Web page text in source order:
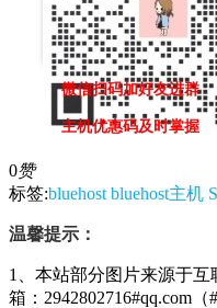
微信扫码加好友进群
主机优惠码及时掌握
0赞
标签:bluehost bluehost主机
温馨提示：
1、本站部分图片来源于
箱：2942802716#qq.com（